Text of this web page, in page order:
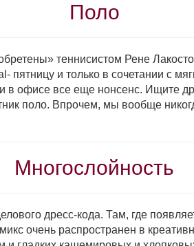
Поло
теннисистом Рене
и только в сочетании с
в офисе все еще нонсенс. Ищите
поло. Впрочем, мы вообще
Многослойность
дресс-кода. Там, где
очень распространен в